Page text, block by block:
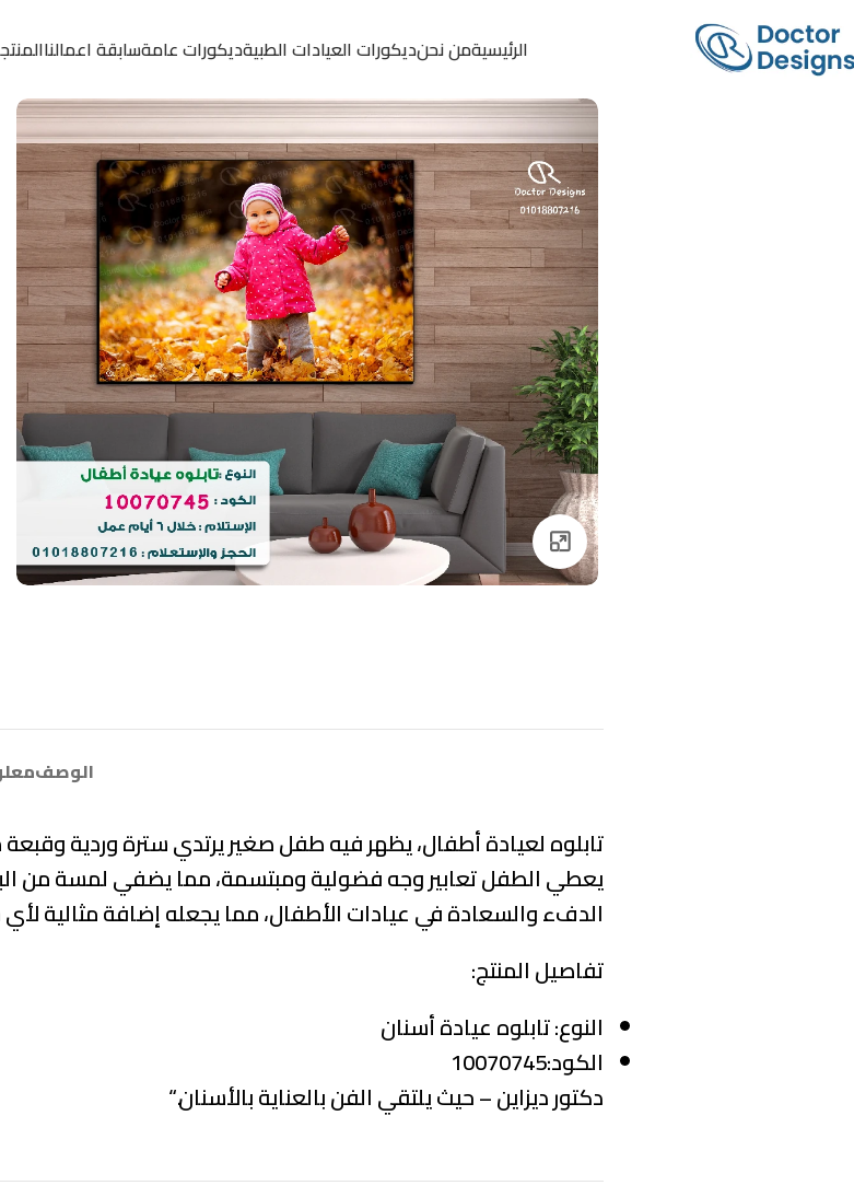
الرئيسيةمن نحنديكورات العيادات الطبيةديكورات عامةسابقة اعمالنا
Click to enlarge
الوصف
تابلوه لعيادة أطفال، يظهر فيه طفل صغير يرتدي سترة وردية
يعطي الطفل تعابير وجه فضولية ومبتسمة، مما يضفي لمسة من
الدفء والسعادة في عيادات الأطفال، مما يجعله إضافة مثالية
تفاصيل المنتج:
النوع:تابلوه عيادة أسنان
الكود:10070745
دكتور ديزاين – حيث يلتقي الفن بالعناية بالأسنان.“